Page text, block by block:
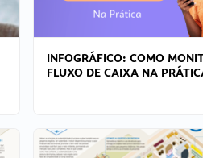
INFOGRÁFICO: COMO
FLUXO DE CAIXA NA